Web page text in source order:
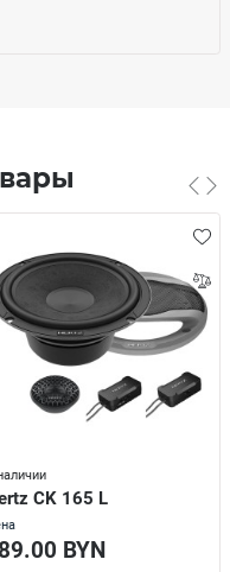
CK 165 L
BYN